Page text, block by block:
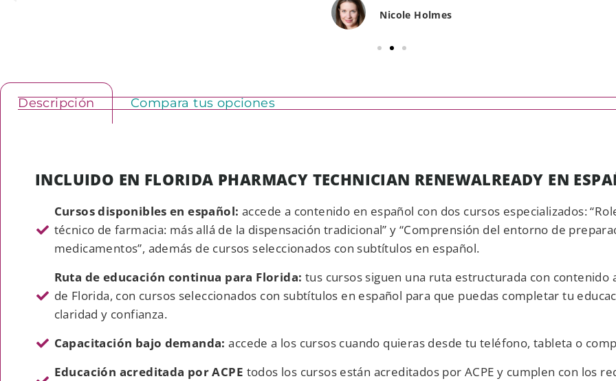
Nicole Holmes
Descripción Compara tus opciones
INCLUIDO EN FLORIDA PHARMACY TECHNICIAN RENEWALREADY EN
Cursos disponibles en español: accede a contenido en español con dos cursos especializados:
técnico de farmacia: más allá de la dispensación tradicional” y “Comprensión del entorno de
medicamentos”, además de cursos seleccionados con subtítulos en español.
Ruta de educación continua para Florida: tus cursos siguen una ruta estructurada con contenido
de Florida, con cursos seleccionados con subtítulos en español para que puedas completar tu
claridad y confianza.
Capacitación bajo demanda:accede a los cursos cuando quieras desde tu teléfono, tableta o
Educación acreditada por ACPE todos los cursos están acreditados por ACPE y cumplen con los